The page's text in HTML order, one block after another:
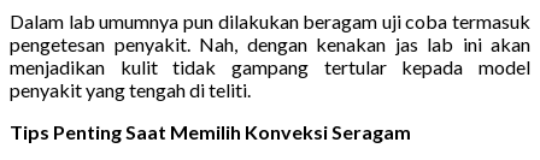
Dalam lab umumnya pun dilakukan beragam uji coba termasuk
pengetesan penyakit. Nah, dengan kenakan jas lab ini akan
menjadikan kulit tidak gampang tertular kepada model
penyakit yang tengah di teliti.
Tips Penting Saat Memilih Konveksi Seragam